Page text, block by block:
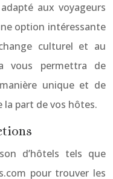
aux voyageurs
option intéressante
culturel et au
vous permettra de
unique et de
la part de vos hôtes.
d’hôtels tels que
pour trouver les